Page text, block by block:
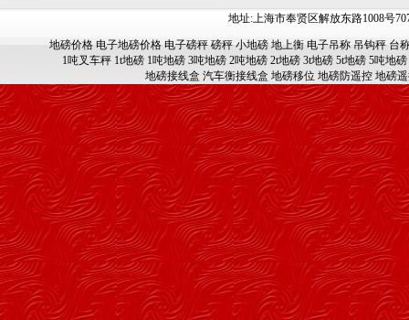
地址:上海市奉贤区解放东路1008号
地磅价格 电子地磅价格 电子磅秤 磅秤 小地磅 地上衡 电子吊称 吊钩秤 台
1吨叉车秤 1t地磅 1吨地磅 3吨地磅 2吨地磅 2t地磅 3t地磅 5t地磅 5吨地磅
地磅接线盒 汽车衡接线盒 地磅移位 地磅防遥控 地磅